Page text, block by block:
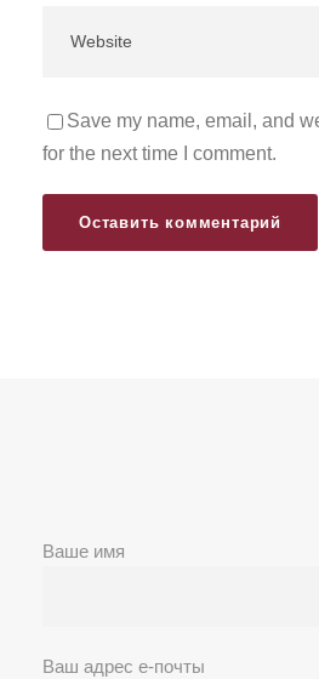
Save my name, email, and
for the next time I comment.
Ваше имя
Ваш адрес е-почты